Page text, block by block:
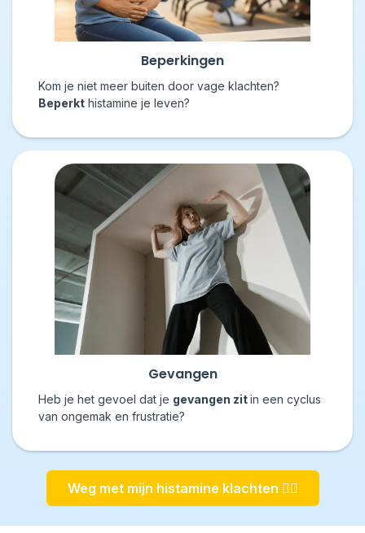
Beperkingen
Kom je niet meer buiten door vage klachten?
Beperkt histamine je leven?
Gevangen
Heb je het gevoel dat je gevangen zitin een cyclus
van ongemak en frustratie?
Weg met mijn histamine klachten 👇🏼